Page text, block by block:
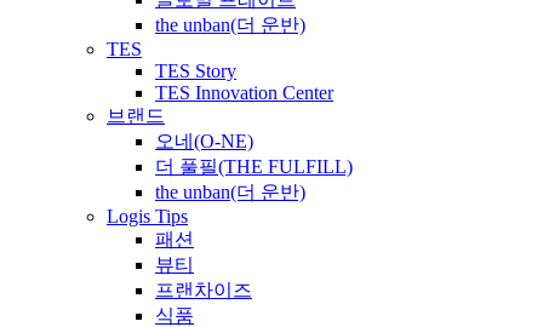
the unban(더 운반)
TES
TES Story
TES Innovation Center
브랜드
오네(O-NE)
더 풀필(THE FULFILL)
the unban(더 운반)
Logis Tips
패션
뷰티
프랜차이즈
식품